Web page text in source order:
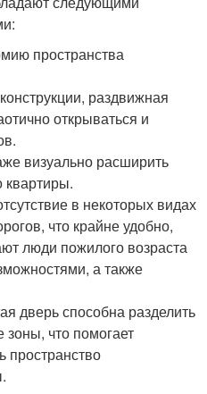
пространства
раздвижная
открываться и
визуально расширить
квартиры.
в некоторых видах
что крайне удобно,
люди пожилого возраста
а также
дверь способна разделить
что помогает
пространство